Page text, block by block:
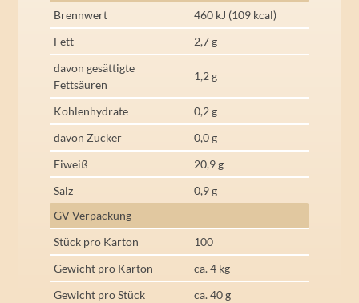
Brennwert
460 kJ (109 kcal)
Fett
2,7 g
davon gesättigte
Fettsäuren
1,2 g
Kohlenhydrate
0,2 g
davon Zucker
0,0 g
Eiweiß
20,9 g
Salz
0,9 g
GV-Verpackung
Stück pro Karton
100
Gewicht pro Karton
ca. 4 kg
Gewicht pro Stück
ca. 40 g